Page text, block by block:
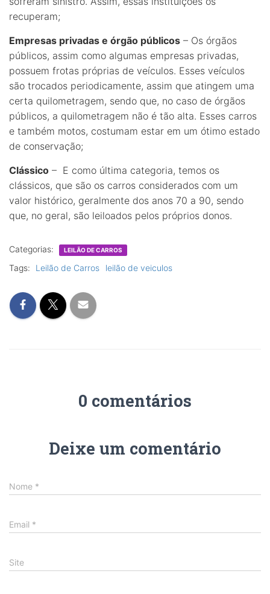
recuperam;
Empresas privadas e órgão públicos – Os órgãos
públicos, assim como algumas empresas privadas,
possuem frotas próprias de veículos. Esses veículos
são trocados periodicamente, assim que atingem uma
certa quilometragem, sendo que, no caso de órgãos
públicos, a quilometragem não é tão alta. Esses carros
e também motos, costumam estar em um ótimo estado
de conservação;
Clássico – E como última categoria, temos os
clássicos, que são os carros considerados com um
valor histórico, geralmente dos anos 70 a 90, sendo
que, no geral, são leiloados pelos próprios donos.
Categorias: LEILÃO DE CARROS
Tags: Leilão de Carros leilão de veiculos
0 comentários
Deixe um comentário
Nome *
Email *
Site